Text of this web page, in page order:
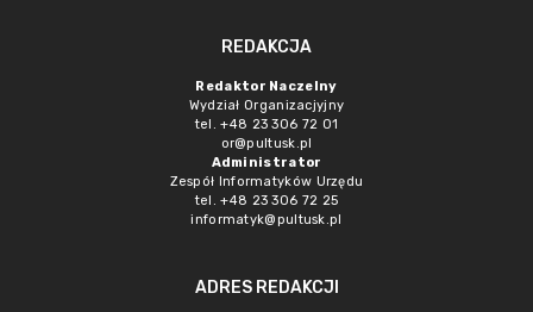
REDAKCJA
Redaktor Naczelny
Wydział Organizacjyjny
tel. +48 23 306 72 01
or@pultusk.pl
Administrator
Zespół Informatyków Urzędu
tel. +48 23 306 72 25
informatyk@pultusk.pl
ADRES REDAKCJI